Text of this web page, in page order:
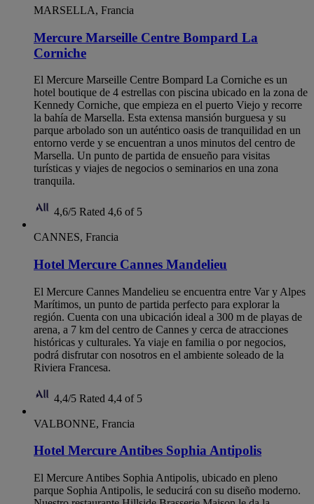
MARSELLA, Francia
Mercure Marseille Centre Bompard La
Corniche
El Mercure Marseille Centre Bompard La Corniche es un
hotel boutique de 4 estrellas con piscina ubicado en la zona de
Kennedy Corniche, que empieza en el puerto Viejo y recorre
la bahía de Marsella. Esta extensa mansión burguesa y su
parque arbolado son un auténtico oasis de tranquilidad en un
entorno verde y se encuentran a unos minutos del centro de
Marsella. Un punto de partida de ensueño para visitas
turísticas y viajes de negocios o seminarios en una zona
tranquila.
4,6/5 Rated 4,6 of 5
CANNES, Francia
Hotel Mercure Cannes Mandelieu
El Mercure Cannes Mandelieu se encuentra entre Var y Alpes
Marítimos, un punto de partida perfecto para explorar la
región. Cuenta con una ubicación ideal a 300 m de playas de
arena, a 7 km del centro de Cannes y cerca de atracciones
históricas y culturales. Ya viaje en familia o por negocios,
podrá disfrutar con nosotros en el ambiente soleado de la
Riviera Francesa.
4,4/5 Rated 4,4 of 5
VALBONNE, Francia
Hotel Mercure Antibes Sophia Antipolis
El Mercure Antibes Sophia Antipolis, ubicado en pleno
parque Sophia Antipolis, le seducirá con su diseño moderno.